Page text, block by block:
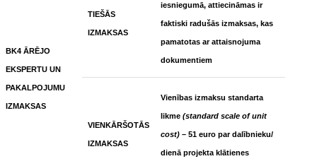
BK4 ĀRĒJO
EKSPERTU UN
PAKALPOJUMU
IZMAKSAS
TIEŠĀS
IZMAKSAS
iesniegumā, attiecināmas ir
faktiski radušās izmaksas, kas
pamatotas ar attaisnojuma
dokumentiem
VIENKĀRŠOTĀS
IZMAKSAS
Vienības izmaksu standarta
likme (standard scale of unit
cost) – 51 euro par dalībnieku/
dienā projekta klātienes